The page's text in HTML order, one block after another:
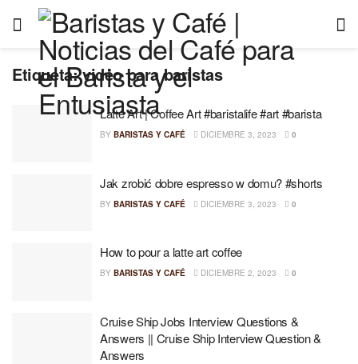
Etiqueta:video para baristas
Latte Art | Coffee Art #baristalife #art #barista
BY BARISTAS Y CAFÉ DICIEMBRE 3, 2023 0
Jak zrobić dobre espresso w domu? #shorts
BY BARISTAS Y CAFÉ DICIEMBRE 3, 2023 0
How to pour a latte art coffee
BY BARISTAS Y CAFÉ DICIEMBRE 2, 2023 0
Cruise Ship Jobs Interview Questions &
Answers || Cruise Ship Interview Question &
Answers